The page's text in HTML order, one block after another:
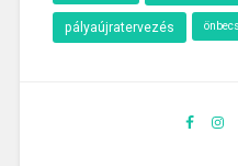
pályaújratervezés